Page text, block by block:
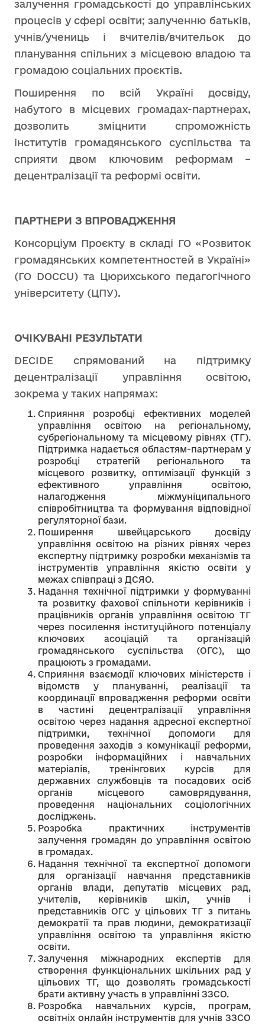
залучення громадськості до управлінських
процесів у сфері освіти; залученню батьків,
учнів/учениць і вчителів/вчительок до
планування спільних з місцевою владою та
громадою соціальних проєктів.
Поширення по всій Україні досвіду,
набутого в місцевих громадах-партнерах,
дозволить зміцнити спроможність
інститутів громадянського суспільства та
сприяти двом ключовим реформам –
децентралізації та реформі освіти.
ПАРТНЕРИ З ВПРОВАДЖЕННЯ
Консорціум Проєкту в складі ГО «Розвиток
громадянських компетентностей в Україні»
(ГО DOCCU) та Цюрихського педагогічного
університету (ЦПУ).
ОЧІКУВАНІ РЕЗУЛЬТАТИ
DECIDE спрямований на підтримку
децентралізації управління освітою,
зокрема у таких напрямах:
Сприяння розробці ефективних моделей
управління освітою на регіональному,
субрегіональному та місцевому рівнях (ТГ).
Підтримка надається областям-партнерам у
розробці стратегій регіонального та
місцевого розвитку, оптимізації функцій з
ефективного управління освітою,
налагодження міжмуніципального
співробітництва та формування відповідної
регуляторної бази.
Поширення швейцарського досвіду
управління освітою на різних рівнях через
експертну підтримку розробки механізмів та
інструментів управління якістю освіти у
межах співпраці з ДСЯО.
Надання технічної підтримки у формуванні
та розвитку фахової спільноти керівників і
працівників органів управління освітою ТГ
через посилення інституційного потенціалу
ключових асоціацій та організацій
громадянського суспільства (ОГС), що
працюють з громадами.
Сприяння взаємодії ключових міністерств і
відомств у плануванні, реалізації та
координації впровадження реформи освіти
в частині децентралізації управління
освітою через надання адресної експертної
підтримки, технічної допомоги для
проведення заходів з комунікації реформи,
розробки інформаційних і навчальних
матеріалів, тренінгових курсів для
державних службовців та посадових осіб
органів місцевого самоврядування,
проведення національних соціологічних
досліджень.
Розробка практичних інструментів
залучення громадян до управління освітою
в громадах.
Надання технічної та експертної допомоги
для організації навчання представників
органів влади, депутатів місцевих рад,
учителів, керівників шкіл, учнів і
представників ОГС у цільових ТГ з питань
демократії та прав людини, демократизації
управління освітою та управління якістю
освіти.
Залучення міжнародних експертів для
створення функціональних шкільних рад у
цільових ТГ, що дозволять громадськості
брати активну участь в управлінні ЗЗСО.
Розробка навчальних курсів, програм,
освітніх онлайн інструментів для учнів ЗЗСО